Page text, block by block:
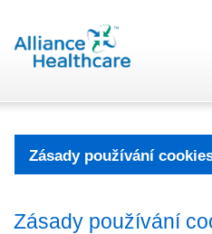
Zásady používání
Zásady používání